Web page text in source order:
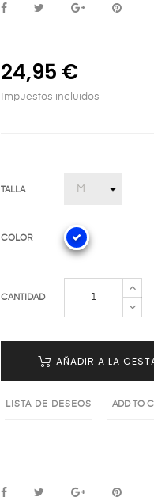
24,95 €
Impuestos incluidos
TALLA
COLOR
CANTIDAD
AÑADIR A LA
LISTA DE DESEOS ADD TO